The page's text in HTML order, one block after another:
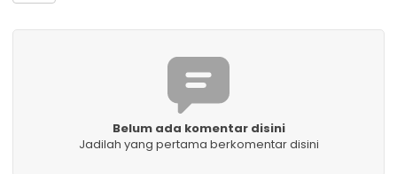
Belum ada komentar disini
Jadilah yang pertama berkomentar disini